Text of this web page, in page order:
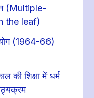
(Multiple-
the leaf)
(1964-66)
की शिक्षा में धर्म